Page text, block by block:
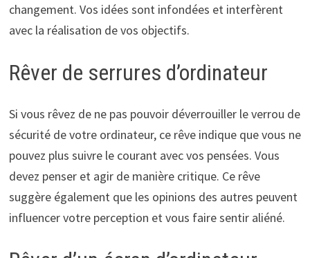
changement. Vos idées sont infondées et interfèrent
avec la réalisation de vos objectifs.
Rêver de serrures d’ordinateur
Si vous rêvez de ne pas pouvoir déverrouiller le verrou de
sécurité de votre ordinateur, ce rêve indique que vous ne
pouvez plus suivre le courant avec vos pensées. Vous
devez penser et agir de manière critique. Ce rêve
suggère également que les opinions des autres peuvent
influencer votre perception et vous faire sentir aliéné.